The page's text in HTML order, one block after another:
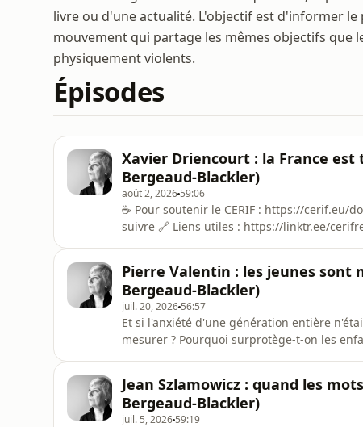
livre ou d'une actualité. L'objectif est d'informer
mouvement qui partage les mêmes objectifs que
physiquement violents.
Épisodes
Xavier Driencourt : la France
Bergeaud-Blackler)
août 2, 2026 59:06
☕ Pour soutenir le CERIF : https://cerif.eu/
suivre 🔗 Liens utiles : https://linktr.ee/cerifrerisme Et si la question algérienne
Que se pass
Pierre Valentin : les jeunes sont
Bergeaud-Blackler)
juil. 20, 2026 56:57
Et si l'anxiété d'une génération entière
mesurer ? Pourquoi surprotège-t-on les
Bergeaud-
Jean Szlamowicz : quand les
Bergeaud-Blackler)
juil. 5, 2026 59:19